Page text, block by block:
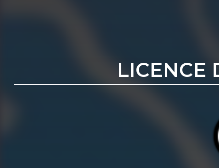
LICENCE